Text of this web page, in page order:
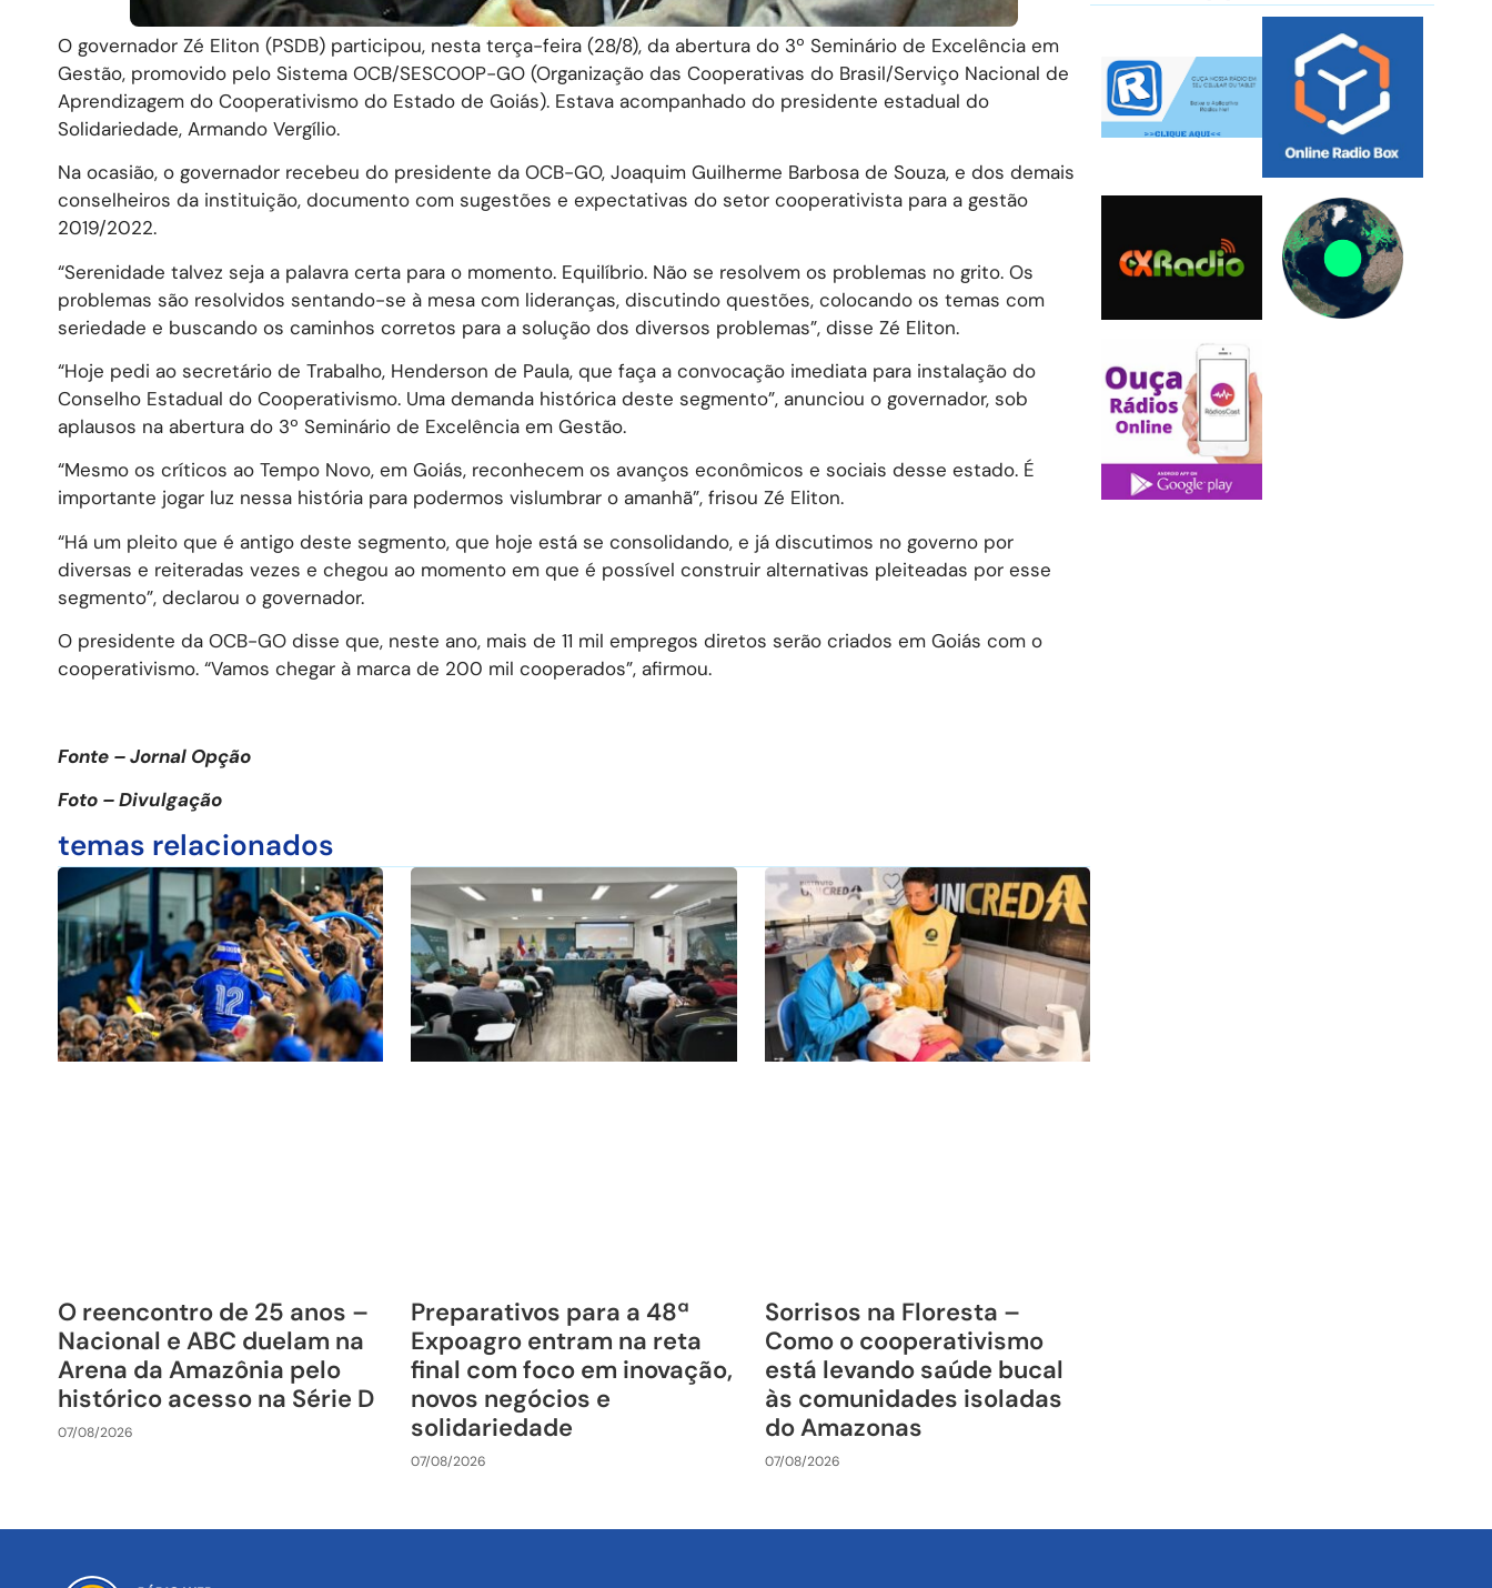
O governador Zé Eliton (PSDB) participou, nesta terça-feira (28/8), da abertura do 3º Seminário de Excelência em
Gestão, promovido pelo Sistema OCB/SESCOOP-GO (Organização das Cooperativas do Brasil/Serviço Nacional de
Aprendizagem do Cooperativismo do Estado de Goiás). Estava acompanhado do presidente estadual do
Solidariedade, Armando Vergílio.
Na ocasião, o governador recebeu do presidente da OCB-GO, Joaquim Guilherme Barbosa de Souza, e dos demais
conselheiros da instituição, documento com sugestões e expectativas do setor cooperativista para a gestão
2019/2022.
“Serenidade talvez seja a palavra certa para o momento. Equilíbrio. Não se resolvem os problemas no grito. Os
problemas são resolvidos sentando-se à mesa com lideranças, discutindo questões, colocando os temas com
seriedade e buscando os caminhos corretos para a solução dos diversos problemas”, disse Zé Eliton.
“Hoje pedi ao secretário de Trabalho, Henderson de Paula, que faça a convocação imediata para instalação do
Conselho Estadual do Cooperativismo. Uma demanda histórica deste segmento”, anunciou o governador, sob
aplausos na abertura do 3º Seminário de Excelência em Gestão.
“Mesmo os críticos ao Tempo Novo, em Goiás, reconhecem os avanços econômicos e sociais desse estado. É
importante jogar luz nessa história para podermos vislumbrar o amanhã”, frisou Zé Eliton.
“Há um pleito que é antigo deste segmento, que hoje está se consolidando, e já discutimos no governo por
diversas e reiteradas vezes e chegou ao momento em que é possível construir alternativas pleiteadas por esse
segmento”, declarou o governador.
O presidente da OCB-GO disse que, neste ano, mais de 11 mil empregos diretos serão criados em Goiás com o
cooperativismo. “Vamos chegar à marca de 200 mil cooperados”, afirmou.
Fonte – Jornal Opção
Foto – Divulgação
temas relacionados
O reencontro de 25 anos –
Nacional e ABC duelam na
Arena da Amazônia pelo
histórico acesso na Série D
07/08/2026
Preparativos para a 48ª
Expoagro entram na reta
final com foco em inovação,
novos negócios e
solidariedade
07/08/2026
Sorrisos na Floresta –
Como o cooperativismo
está levando saúde bucal
às comunidades isoladas
do Amazonas
07/08/2026